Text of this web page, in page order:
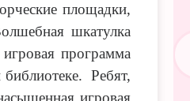
площадки,
шкатулка
игровая программа
Ребят,
игровая